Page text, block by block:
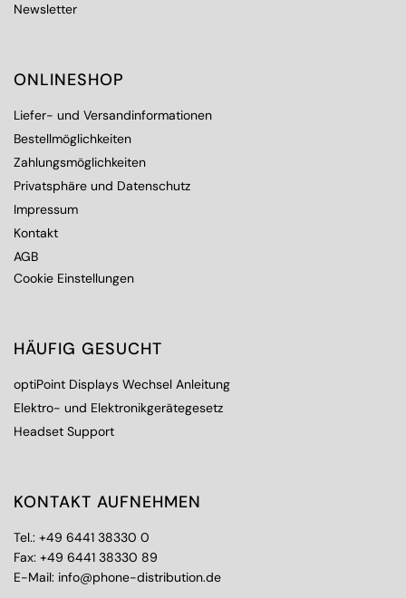
Newsletter
ONLINESHOP
Liefer- und Versandinformationen
Bestellmöglichkeiten
Zahlungsmöglichkeiten
Privatsphäre und Datenschutz
Impressum
Kontakt
AGB
Cookie Einstellungen
HÄUFIG GESUCHT
optiPoint Displays Wechsel Anleitung
Elektro- und Elektronikgerätegesetz
Headset Support
KONTAKT AUFNEHMEN
Tel.: +49 6441 38330 0
Fax: +49 6441 38330 89
E-Mail: info@phone-distribution.de